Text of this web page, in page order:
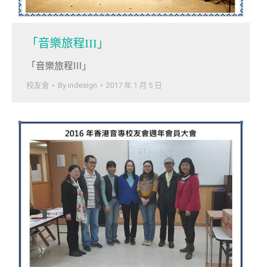
「音樂旅程III」
「音樂旅程III」
校友會 By indesign 2017 年 1 月 5 日